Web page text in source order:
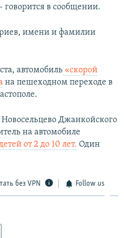
говорится в сообщении.
имени и фамилии
автомобиль «скорой
на пешеходном переходе в
Новосельцево Джанкойского
на автомобиле
от 2 до 10 лет. Один
без VPN Follow us